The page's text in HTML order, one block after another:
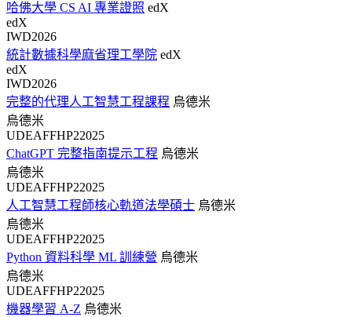
哈佛大學 CS AI 專業證照 edX
edX
IWD2026
統計數據科學麻省理工學院 edX
edX
IWD2026
完整的代理人工智慧工程課程 烏德米
烏德米
UDEAFFHP22025
ChatGPT 完整指南提示工程 烏德米
烏德米
UDEAFFHP22025
人工智慧工程師核心軌道法學碩士 烏德米
烏德米
UDEAFFHP22025
Python 資料科學 ML 訓練營 烏德米
烏德米
UDEAFFHP22025
機器學習 A-Z 烏德米